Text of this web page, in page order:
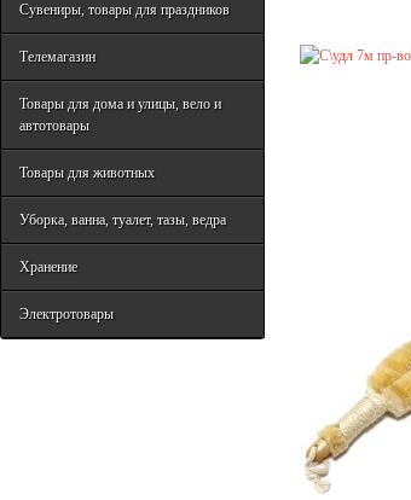
Сувениры, товары для праздников
Телемагазин
Товары для дома и улицы, вело и
автотовары
Товары для животных
Уборка, ванна, туалет, тазы, ведра
Хранение
Электротовары